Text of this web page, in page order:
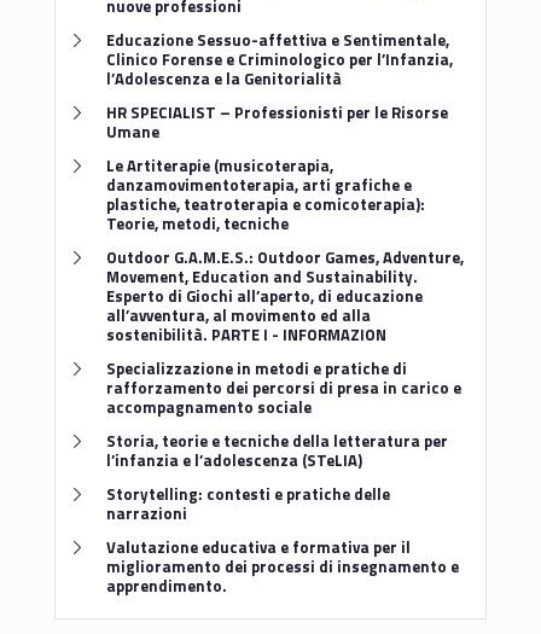
nuove professioni
Link identifier #identifier__189350-5
Educazione Sessuo-affettiva e Sentimentale,
Clinico Forense e Criminologico per l’Infanzia,
l’Adolescenza e la Genitorialità
Link identifier #identifier__136663-6
HR SPECIALIST – Professionisti per le Risorse
Umane
Link identifier #identifier__77165-7
Le Artiterapie (musicoterapia,
danzamovimentoterapia, arti grafiche e
plastiche, teatroterapia e comicoterapia):
Teorie, metodi, tecniche
Link identifier #identifier__67025-8
Outdoor G.A.M.E.S.: Outdoor Games, Adventure,
Movement, Education and Sustainability.
Esperto di Giochi all’aperto, di educazione
all’avventura, al movimento ed alla
sostenibilità. PARTE I - INFORMAZION
Link identifier #identifier__116514-9
Specializzazione in metodi e pratiche di
rafforzamento dei percorsi di presa in carico e
accompagnamento sociale
Link identifier #identifier__148588-10
Storia, teorie e tecniche della letteratura per
l’infanzia e l’adolescenza (STeLIA)
Link identifier #identifier__114870-11
Storytelling: contesti e pratiche delle
narrazioni
Link identifier #identifier__115882-12
Valutazione educativa e formativa per il
miglioramento dei processi di insegnamento e
apprendimento.